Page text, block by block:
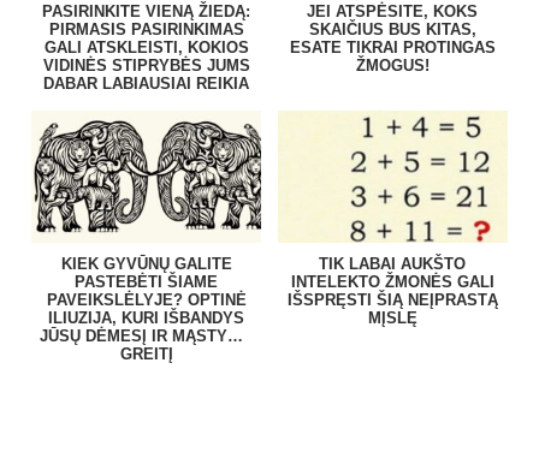
PASIRINKITE VIENĄ ŽIEDĄ:
PIRMASIS PASIRINKIMAS
GALI ATSKLEISTI, KOKIOS
VIDINĖS STIPRYBĖS JUMS
DABAR LABIAUSIAI REIKIA
JEI ATSPĖSITE, KOKS
SKAIČIUS BUS KITAS,
ESATE TIKRAI PROTINGAS
ŽMOGUS!
KIEK GYVŪNŲ GALITE
PASTEBĖTI ŠIAME
PAVEIKSLĖLYJE? OPTINĖ
ILIUZIJA, KURI IŠBANDYS
JŪSŲ DĖMESĮ IR MĄSTYMO
GREITĮ
TIK LABAI AUKŠTO
INTELEKTO ŽMONĖS GALI
IŠSPRĘSTI ŠIĄ NEĮPRASTĄ
MĮSLĘ